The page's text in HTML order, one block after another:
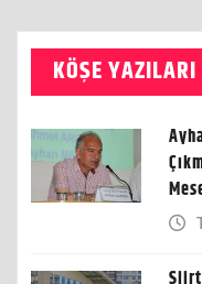
KÖŞE YAZILARI